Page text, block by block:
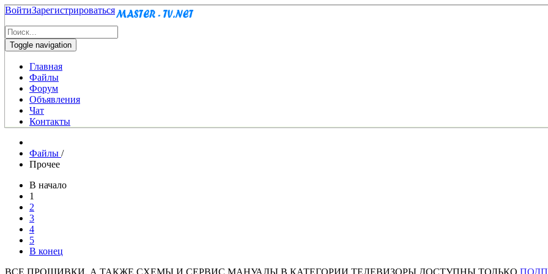
ВойтиЗарегистрироваться
Toggle navigation
Главная
Файлы
Форум
Объявления
Чат
Контакты
Файлы /
Прочее
В начало
1
2
3
4
5
В конец
ВСЕ ПРОШИВКИ, А ТАКЖЕ СХЕМЫ И СЕРВИС МАНУАЛЫ В КАТЕГОРИИ ТЕЛЕВИЗОРЫ ДОСТУПНЫ ТОЛЬКО